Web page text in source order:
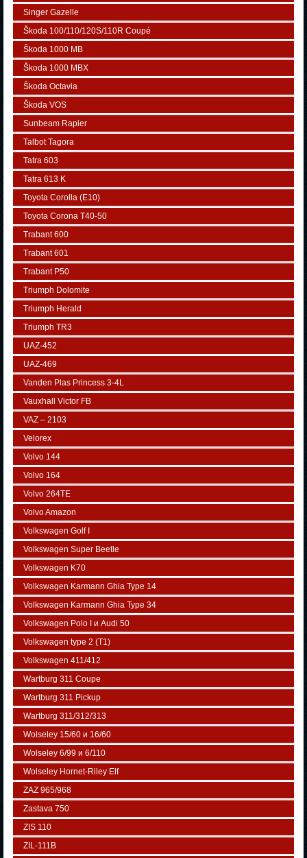
Singer Gazelle
Škoda 100/110/120S/110R Coupé
Škoda 1000 MB
Škoda 1000 MBX
Škoda Octavia
Škoda VOS
Sunbeam Rapier
Talbot Tagora
Tatra 603
Tatra 613 K
Toyota Corolla (E10)
Toyota Corona T40-50
Trabant 600
Trabant 601
Trabant P50
Triumph Dolomite
Triumph Herald
Triumph TR3
UAZ-452
UAZ-469
Vanden Plas Princess 3-4L
Vauxhall Victor FB
VAZ – 2103
Velorex
Volvo 144
Volvo 164
Volvo 264TE
Volvo Amazon
Volkswagen Golf I
Volkswagen Super Beetle
Volkswagen K70
Volkswagen Karmann Ghia Type 14
Volkswagen Karmann Ghia Type 34
Volkswagen Polo I и Audi 50
Volkswagen typе 2 (Т1)
Volkswagen 411/412
Wartburg 311 Coupe
Wartburg 311 Pickup
Wartburg 311/312/313
Wolseley 15/60 и 16/60
Wolseley 6/99 и 6/110
Wolseley Hornet-Riley Elf
ZAZ 965/968
Zastava 750
ZIS 110
ZIL-111В